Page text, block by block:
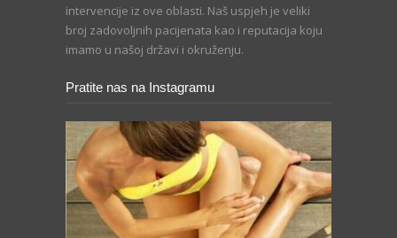
intervencije iz ove oblasti. Naš uspjeh je veliki
broj zadovoljnih pacijenata kao i reputacija koju
imamo u našoj državi i okruženju.
Pratite nas na Instagramu